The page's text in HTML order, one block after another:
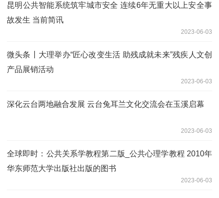
昆明公共智能系统筑牢城市安全 连续6年无重大以上安全事
故发生 当前简讯
2023-06-03
微头条丨大理举办“匠心改变生活 助残成就未来”残疾人文创
产品展销活动
2023-06-03
深化云台两地融合发展 云台兔耳兰文化交流会在玉溪启幕
2023-06-03
全球即时：公共关系学教程第二版_公共心理学教程 2010年
华东师范大学出版社出版的图书
2023-06-03